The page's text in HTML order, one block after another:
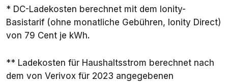
Buzz
11,48
* DC-Ladekosten berechnet mit dem Ionity-
Basistarif (ohne monatliche Gebühren, Ionity Direct)
von 79 Cent je kWh.
** Ladekosten für Haushaltsstrom berechnet nach
dem von Verivox für 2023 angegebenen